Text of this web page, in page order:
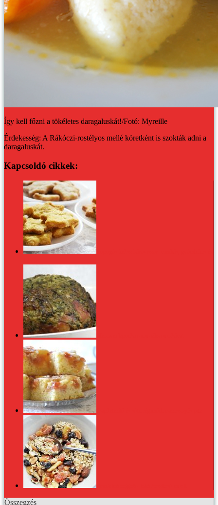
Így kell főzni a tökéletes daragaluskát!/Fotó: Myreille
Érdekesség: A Rákóczi-rostélyos mellé köretként is szokták adni a
daragaluskát.
Kapcsoldó cikkek:
Összegzés